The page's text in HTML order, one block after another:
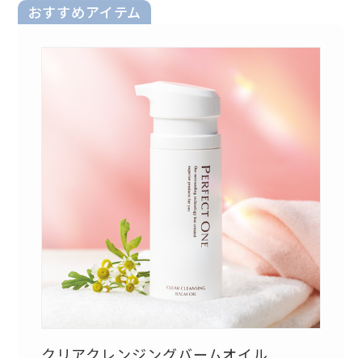
おすすめアイテム
クリアクレンジングバームオイル